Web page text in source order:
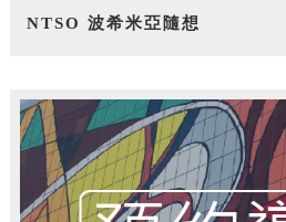
NTSO 波希米亞隨想